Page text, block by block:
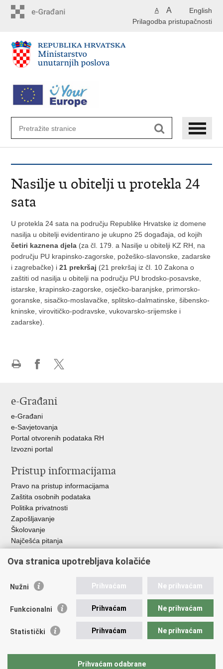
English
A A
Prilagodba pristupačnosti
Nasilje u obitelji u protekla 24
sata
U protekla 24 sata na području Republike Hrvatske iz domene
nasilja u obitelji evidentirano je ukupno 25 događaja, od kojih
četiri kaznena djela (za čl. 179. a Nasilje u obitelji KZ RH, na
području PU krapinsko-zagorske, požeško-slavonske, zadarske
i zagrebačke) i21 prekršaj (21 prekršaj iz čl. 10 Zakona o
zaštiti od nasilja u obitelji na području PU brodsko-posavske,
istarske, krapinsko-zagorske, osječko-baranjske, primorsko-
goranske, sisačko-moslavačke, splitsko-dalmatinske, šibensko-
kninske, virovitičko-podravske, vukovarsko-srijemske i
zadarske).
Facebooku
X-
e-Građani
e-Građani
e-Savjetovanja
Portal otvorenih podataka RH
Izvozni portal
Pristup informacijama
Pravo na pristup informacijama
Zaštita osobnih podataka
Politika privatnosti
Zapošljavanje
Školovanje
Najčešća pitanja
Važne poveznice
EMN Nacionalna kontaktna točka za Republiku Hrvatsku
Policijska akademija
Zaklada policijske solidarnosti
Udruge
Ova stranica upotrebljava kolačiće
Nužni Prihvaćam Ne prihvaćam
Funkcionalni Prihvaćam Ne prihvaćam
Statistički Prihvaćam Ne prihvaćam
Prihvaćam odabrane